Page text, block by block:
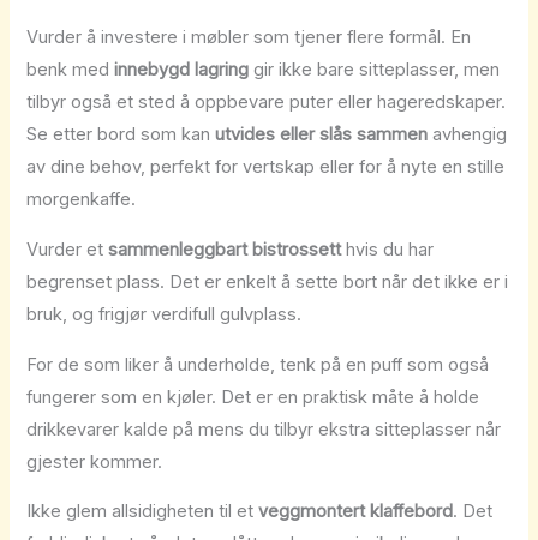
Vurder å investere i møbler som tjener flere formål. En
benk medinnebygd lagring gir ikke bare sitteplasser, men
tilbyr også et sted å oppbevare puter eller hageredskaper.
Se etter bord som kanutvides eller slås sammen avhengig
av dine behov, perfekt for vertskap eller for å nyte en stille
morgenkaffe.
Vurder etsammenleggbart bistrossetthvis du har
begrenset plass. Det er enkelt å sette bort når det ikke er i
bruk, og frigjør verdifull gulvplass.
For de som liker å underholde, tenk på en puff som også
fungerer som en kjøler. Det er en praktisk måte å holde
drikkevarer kalde på mens du tilbyr ekstra sitteplasser når
gjester kommer.
Ikke glem allsidigheten til etveggmontert klaffebord. Det